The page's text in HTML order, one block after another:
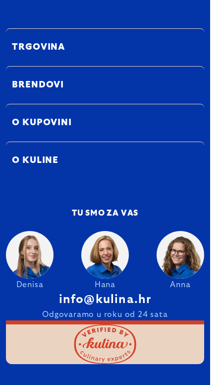
TRGOVINA
BRENDOVI
O KUPOVINI
O KULINE
TU SMO ZA VAS
Denisa Hana Anna
info@kulina.hr
Odgovaramo u roku od 24 sata